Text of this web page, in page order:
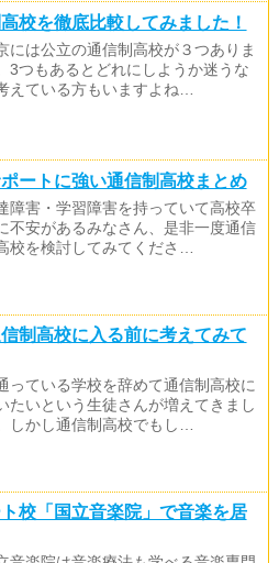
校を徹底比較してみました！
には公立の通信制高校が３つありま
3つもあるとどれにしようか迷うな
えている方もいますよね…
ートに強い通信制高校まとめ
障害・学習障害を持っていて高校卒
不安があるみなさん、是非一度通信
校を検討してみてくださ…
制高校に入る前に考えてみて
っている学校を辞めて通信制高校に
たいという生徒さんが増えてきまし
しかし通信制高校でもし…
校「国立音楽院」で音楽を居